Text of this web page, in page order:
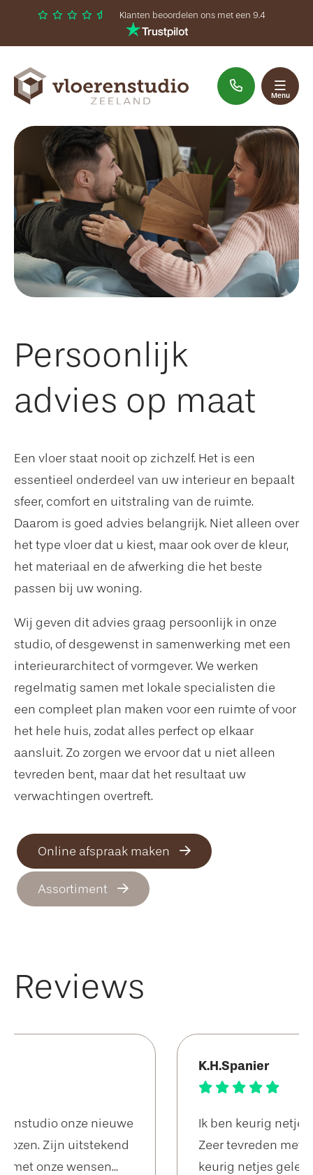
Welkom
Assortiment
Interieuradvies
Inspiratie
Contact
Klanten beoordelen ons met een 9.4
Menu
Persoonlijk
advies op maat
Een vloer staat nooit op zichzelf. Het is een
essentieel onderdeel van uw interieur en bepaalt
sfeer, comfort en uitstraling van de ruimte.
Daarom is goed advies belangrijk. Niet alleen over
het type vloer dat u kiest, maar ook over de kleur,
het materiaal en de afwerking die het beste
passen bij uw woning.
Wij geven dit advies graag persoonlijk in onze
studio, of desgewenst in samenwerking met een
interieurarchitect of vormgever. We werken
regelmatig samen met lokale specialisten die
een compleet plan maken voor een ruimte of voor
het hele huis, zodat alles perfect op elkaar
aansluit. Zo zorgen we ervoor dat u niet alleen
tevreden bent, maar dat het resultaat uw
verwachtingen overtreft.
Online afspraak maken
Assortiment
Reviews
Ik ben keurig netjes geholpen door Ming.
Zeer tevreden met mijn laminaat en
keurig netjes gelegd. Een aanrader.